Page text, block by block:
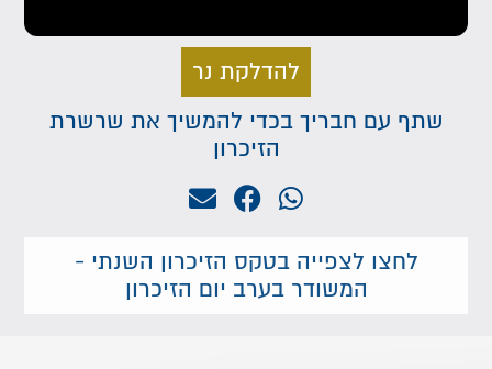
להדלקת נר
שתף עם חבריך בכדי להמשיך את שרשרת
הזיכרון
לחצו לצפייה בטקס הזיכרון השנתי -
המשודר בערב יום הזיכרון